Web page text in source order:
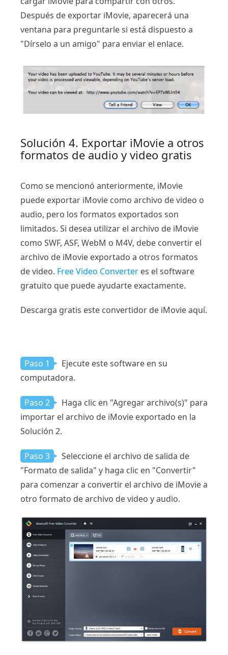
Después de exportar iMovie, aparecerá una
ventana para preguntarle si está dispuesto a
"Dírselo a un amigo" para enviar el enlace.
Solución 4. Exportar iMovie a otros
formatos de audio y video gratis
Como se mencionó anteriormente, iMovie
puede exportar iMovie como archivo de video o
audio, pero los formatos exportados son
limitados. Si desea utilizar el archivo de iMovie
como SWF, ASF, WebM o M4V, debe convertir el
archivo de iMovie exportado a otros formatos
de video. Free Video Converter es el software
gratuito que puede ayudarte exactamente.
Descarga gratis este convertidor de iMovie aquí.
Paso 1
Ejecute este software en su
computadora.
Paso 2
Haga clic en "Agregar archivo(s)" para
importar el archivo de iMovie exportado en la
Solución 2.
Paso 3
Seleccione el archivo de salida de
"Formato de salida" y haga clic en "Convertir"
para comenzar a convertir el archivo de iMovie a
otro formato de archivo de video y audio.